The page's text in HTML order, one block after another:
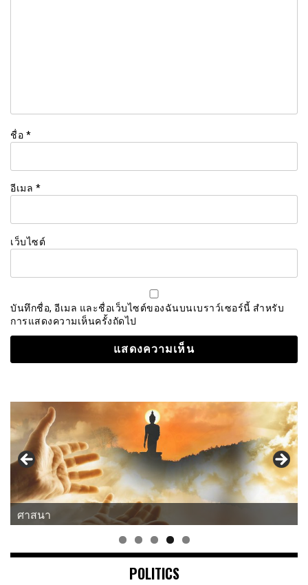
ชื่อ *
อีเมล *
เว็บไซต์
บันทึกชื่อ, อีเมล และชื่อเว็บไซต์ของฉันบนเบราว์เซอร์นี้ สำหรับ
การแสดงความเห็นครั้งถัดไป
ศาสนา
POLITICS